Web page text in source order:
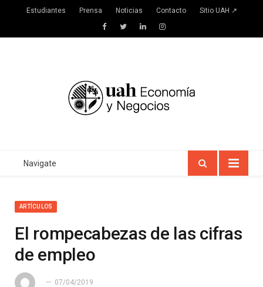
Estudiantes Prensa Noticias Contacto Sitio UAH ↗
FacebookTwitterLinkedInInstagram
Navigate
ARTÍCULOS
El rompecabezas de las cifras
de empleo
07/04/2019